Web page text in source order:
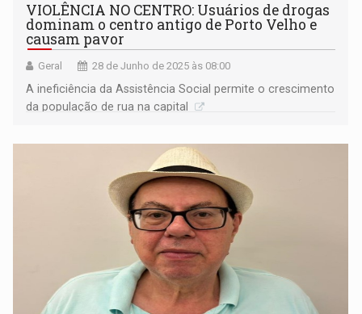
VIOLÊNCIA NO CENTRO: Usuários de drogas
dominam o centro antigo de Porto Velho e
causam pavor
Geral 28 de Junho de 2025 às 08:00
A ineficiência da Assistência Social permite o crescimento
da população de rua na capital